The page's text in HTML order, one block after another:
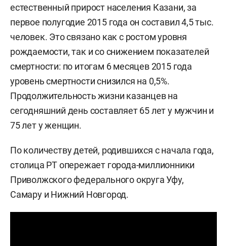
естественный прирост населения Казани, за
первое полугодие 2015 года он составил 4,5 тыс.
человек. Это связано как с ростом уровня
рождаемости, так и со снижением показателей
смертности: по итогам 6 месяцев 2015 года
уровень смертности снизился на 0,5%.
Продолжительность жизни казанцев на
сегодняшний день составляет 65 лет у мужчин и
75 лет у женщин.
По количеству детей, родившихся с начала года,
столица РТ опережает города-миллионники
Приволжского федерального округа Уфу,
Самару и Нижний Новгород.